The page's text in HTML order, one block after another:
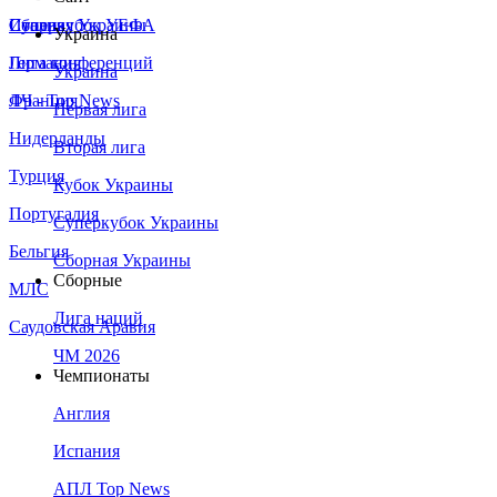
Сборная Украины
Италия
Германия
Франция
Нидерланды
Турция
Португалия
Бельгия
МЛС
Саудовская Аравия
Суперкубок УЕФА
Лига конференций
ЛЧ - Top News
Украина
Украина
Первая лига
Вторая лига
Кубок Украины
Суперкубок Украины
Сборная Украины
Сборные
Лига наций
ЧМ 2026
Чемпионаты
Англия
Испания
АПЛ Top News